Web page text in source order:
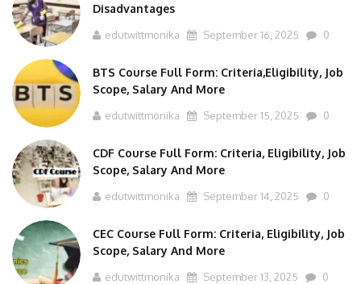
Disadvantages
edutwittmonika September 16, 2025 0
BTS Course Full Form: Criteria,Eligibility, Job
Scope, Salary And More
edutwittmonika September 15, 2025 0
CDF Course Full Form: Criteria, Eligibility, Job
Scope, Salary And More
edutwittmonika September 14, 2025 0
CEC Course Full Form: Criteria, Eligibility, Job
Scope, Salary And More
edutwittmonika September 13, 2025 0